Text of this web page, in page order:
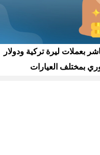
تركيا مباشر بعملات ليرة تركية ودولار
بمختلف العيارات